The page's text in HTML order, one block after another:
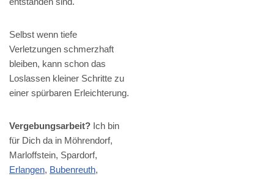
Selbst wenn tiefe
Verletzungen schmerzhaft
bleiben, kann schon das
Loslassen kleiner Schritte zu
einer spürbaren Erleichterung.
Vergebungsarbeit? Ich bin
für Dich da in Möhrendorf,
Marloffstein, Spardorf,
Erlangen, Bubenreuth,